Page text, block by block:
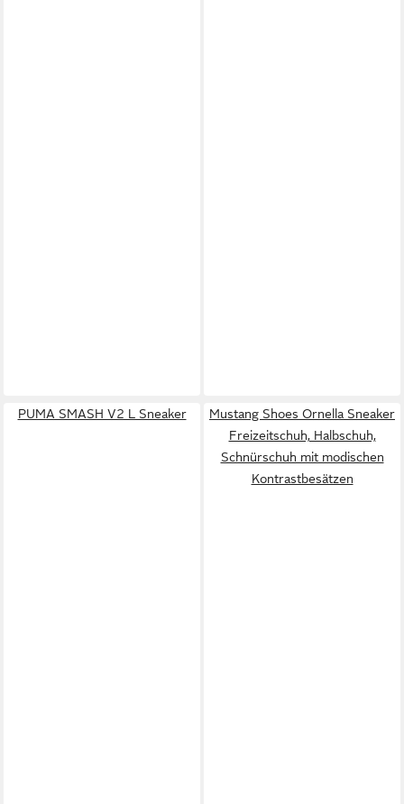
PUMA SMASH V2 L Sneaker
Mustang Shoes Ornella Sneaker
Freizeitschuh, Halbschuh,
Schnürschuh mit modischen
Kontrastbesätzen